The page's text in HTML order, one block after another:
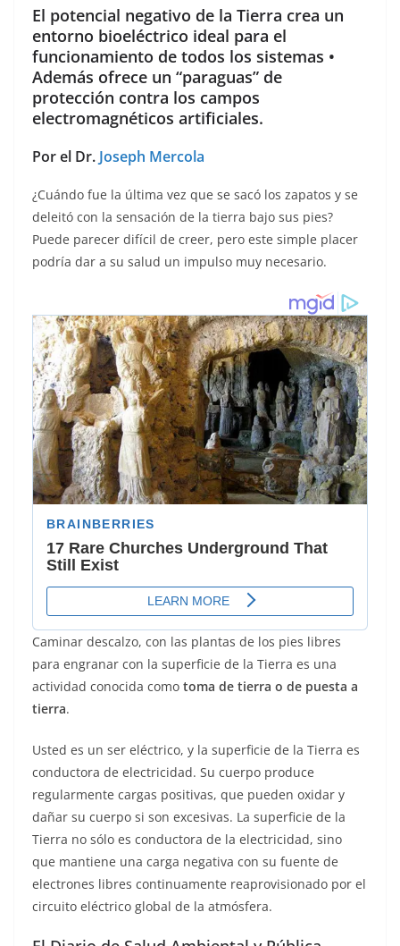
El potencial negativo de la Tierra crea un
entorno bioeléctrico ideal para el
funcionamiento de todos los sistemas •
Además ofrece un “paraguas” de
protección contra los campos
electromagnéticos artificiales.
Por el Dr. Joseph Mercola
¿Cuándo fue la última vez que se sacó los zapatos y se
deleitó con la sensación de la tierra bajo sus pies?
Puede parecer difícil de creer, pero este simple placer
podría dar a su salud un impulso muy necesario.
Caminar descalzo, con las plantas de los pies libres
para engranar con la superficie de la Tierra es una
actividad conocida como toma de tierra o de puesta a
tierra.
Usted es un ser eléctrico, y la superficie de la Tierra es
conductora de electricidad. Su cuerpo produce
regularmente cargas positivas, que pueden oxidar y
dañar su cuerpo si son excesivas. La superficie de la
Tierra no sólo es conductora de la electricidad, sino
que mantiene una carga negativa con su fuente de
electrones libres continuamente reaprovisionado por el
circuito eléctrico global de la atmósfera.